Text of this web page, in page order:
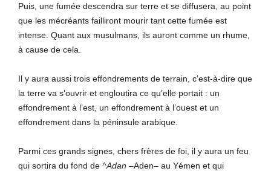
Puis, une fumée descendra sur terre et se diffusera, au point
que les mécréants failliront mourir tant cette fumée est
intense. Quant aux musulmans, ils auront comme un rhume,
à cause de cela.
Il y aura aussi trois effondrements de terrain, c’est-à-dire que
la terre va s’ouvrir et engloutira ce qu’elle portait : un
effondrement à l’est, un effondrement à l’ouest et un
effondrement dans la péninsule arabique.
Parmi ces grands signes, chers frères de foi, il y aura un feu
qui sortira du fond de ^Adan –Aden– au Yémen et qui